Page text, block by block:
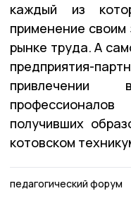
каждый из
применение
рынке труда. А
предприятия-
получивших
котовском
педагогический форум